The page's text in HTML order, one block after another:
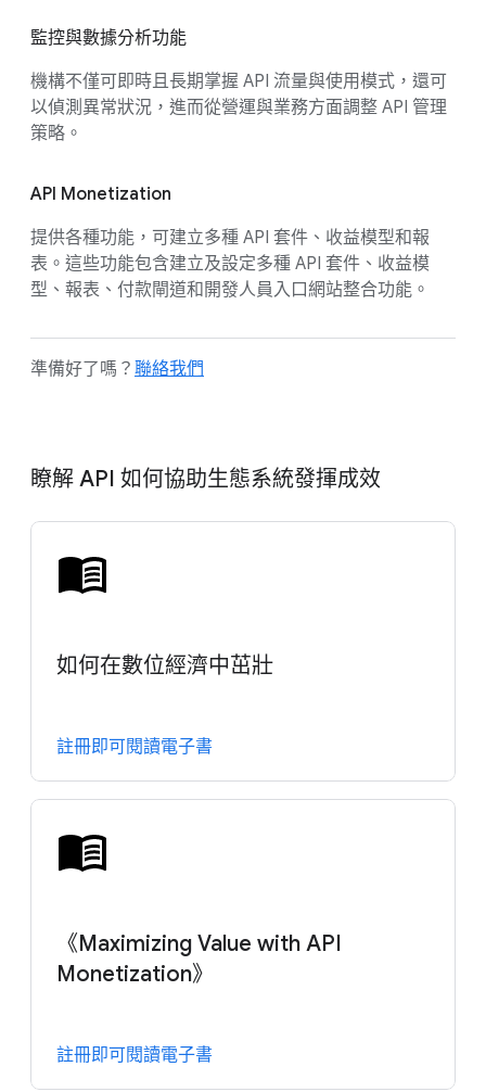
監控與數據分析功能
機構不僅可即時且長期掌握 API 流量與使用模式，還可
以偵測異常狀況，進而從營運與業務方面調整 API 管理
策略。
API Monetization
提供各種功能，可建立多種 API 套件、收益模型和報
表。這些功能包含建立及設定多種 API 套件、收益模
型、報表、付款閘道和開發人員入口網站整合功能。
準備好了嗎？ 聯絡我們
瞭解 API 如何協助生態系統發揮成效
如何在數位經濟中茁壯
註冊即可閱讀電子書
《Maximizing Value with API
Monetization》
註冊即可閱讀電子書